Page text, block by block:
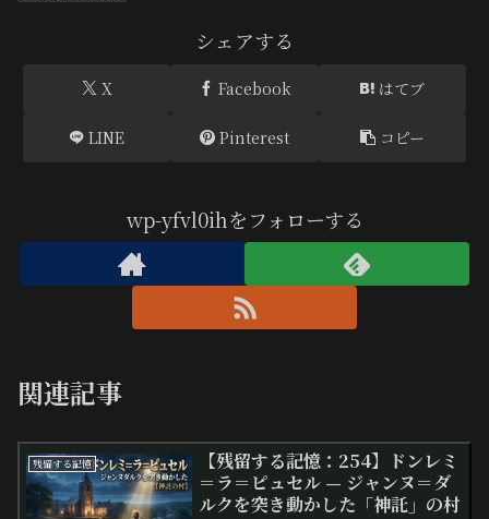
シェアする
X Facebook はてブ
LINE Pinterest コピー
wp-yfvl0ihをフォローする
関連記事
残留する記憶
【残留する記憶：254】ドンレミ
＝ラ＝ピュセル — ジャンヌ＝ダ
ルクを突き動かした「神託」の村